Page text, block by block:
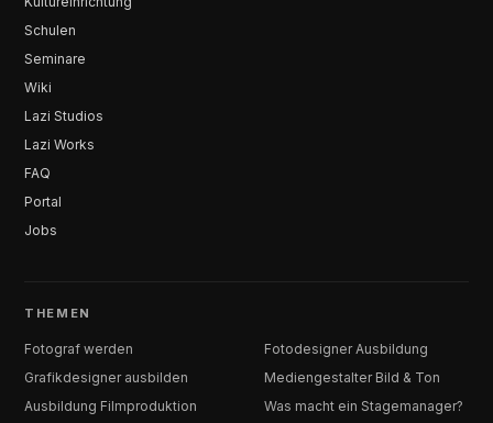
Schulen
Seminare
Wiki
Lazi Studios
Lazi Works
FAQ
Portal
Jobs
THEMEN
Fotograf werden
Fotodesigner Ausbildung
Grafikdesigner ausbilden
Mediengestalter Bild & Ton
Ausbildung Filmproduktion
Was macht ein Stagemanager?